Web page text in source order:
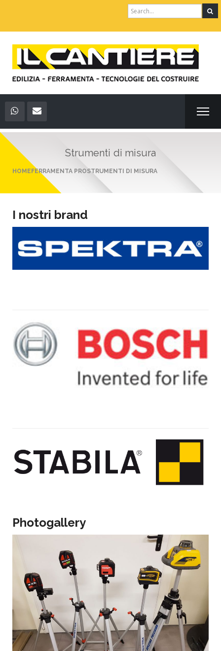
Search
for:
Strumenti di misura
HOMEFERRAMENTA PROSTRUMENTI DI MISURA
I nostri brand
Photogallery